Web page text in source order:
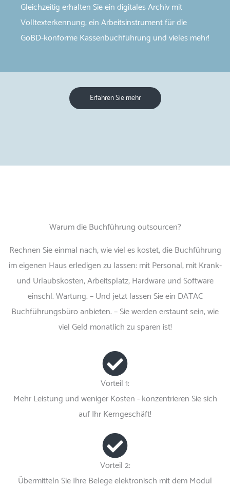
Gleichzeitig erhalten Sie ein digitales Archiv mit
Volltexterkennung, ein Arbeitsinstrument für die
GoBD-​konforme Kassenbuchführung und vieles mehr!
Erfahren Sie mehr
Warum die Buchführung outsourcen?
Rechnen Sie einmal nach, wie viel es kostet, die Buchführung
im eigenen Haus erledigen zu lassen: mit Personal, mit Krank-
und Urlaubskosten, Arbeitsplatz, Hardware und Software
einschl. Wartung. – Und jetzt lassen Sie ein DATAC
Buchführungsbüro anbieten. – Sie werden erstaunt sein, wie
viel Geld monatlich zu sparen ist!
Vorteil 1:
Mehr Leistung und weniger Kosten - konzentrieren Sie sich
auf Ihr Kerngeschäft!
Vorteil 2:
Übermitteln Sie Ihre Belege elektronisch mit dem Modul